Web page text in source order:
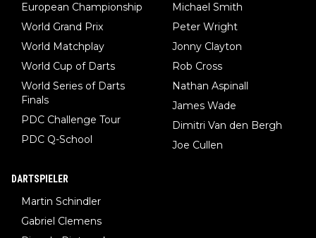
European Championship
World Grand Prix
World Matchplay
World Cup of Darts
World Series of Darts
Finals
PDC Challenge Tour
PDC Q-School
Michael Smith
Peter Wright
Jonny Clayton
Rob Cross
Nathan Aspinall
James Wade
Dimitri Van den Bergh
Joe Cullen
DARTSPIELER
Martin Schindler
Gabriel Clemens